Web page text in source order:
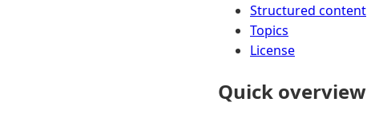
Structured content
Topics
License
Quick overview